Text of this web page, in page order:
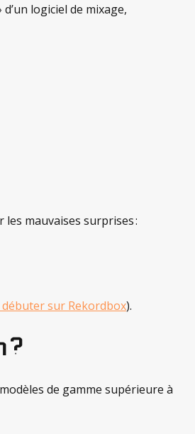
logiciel de mixage,
mauvaises surprises :
sur Rekordbox).
?
de gamme supérieure à